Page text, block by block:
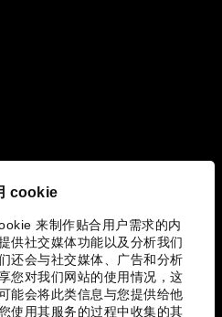
cookie
来制作贴合用户需求的内
供社交媒体功能以及分析我们
还会与社交媒体、广告和分析
您对我们网站的使用情况，这
能会将此类信息与您提供给他
使用其服务的过程中收集的其